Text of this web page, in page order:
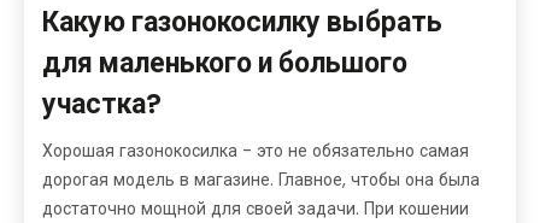
Какую газонокосилку выбрать
для маленького и большого
участка?
Хорошая газонокосилка - это не обязательно самая
дорогая модель в магазине. Главное, чтобы она была
достаточно мощной для своей задачи. При кошении